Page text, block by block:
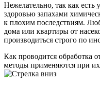
Нежелательно, так как есть
здоровью запахами
к плохим последствиям.
дома или квартиры от
производиться строго по
Как проводится обработка
методы применяются при